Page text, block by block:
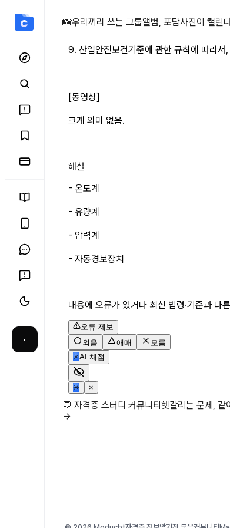
·
9. 산업안전보건기준
📸우리끼리 쓰는 그룹앨범, 포담사진이 캘린
9. 산업안전보건기준에 관한 규칙에 따라
[동영상]
크게 의미 없음.
해설
- 온도계
- 유량계
- 압력계
- 자동경보장치
내용에 오류가 있거나 최신 법령·기준과 다
오류 제보
외움
애매
모름
✳AI 채점
✳ ×
💬 자격증 스터디 커뮤니티헷갈리는 문제, 같
→